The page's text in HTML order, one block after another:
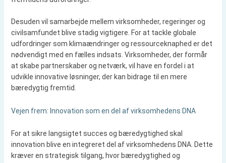
Desuden vil samarbejde mellem virksomheder, regeringer og
civilsamfundet blive stadig vigtigere. For at tackle globale
udfordringer som klimaændringer og ressourceknaphed er det
nødvendigt med en fælles indsats. Virksomheder, der formår
at skabe partnerskaber og netværk, vil have en fordel i at
udvikle innovative løsninger, der kan bidrage til en mere
bæredygtig fremtid.
Vejen frem: Innovation som en del af virksomhedens DNA
For at sikre langsigtet succes og bæredygtighed skal
innovation blive en integreret del af virksomhedens DNA. Dette
kræver en strategisk tilgang, hvor bæredygtighed og